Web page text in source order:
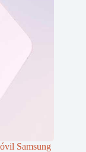
Samsung